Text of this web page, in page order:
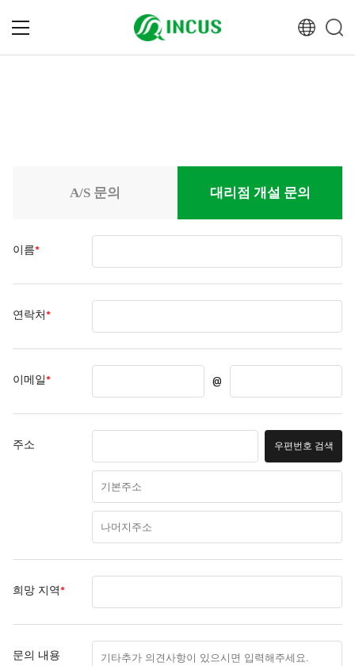
A/S 문의 대리점 개설 문의
이름*
연락처 *
이메일* @
주소 우편번호 검색
희망 지역*
문의 내용